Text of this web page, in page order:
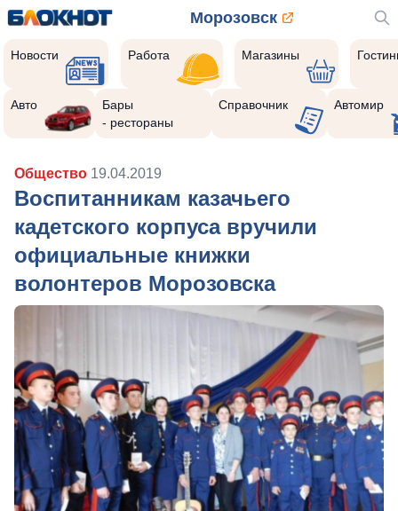
Морозовск
Новости Работа Магазины
Авто
Бары
- рестораны
Справочник Автомир
Общество 19.04.2019
Воспитанникам казачьего
кадетского корпуса вручили
официальные книжки
волонтеров Морозовска